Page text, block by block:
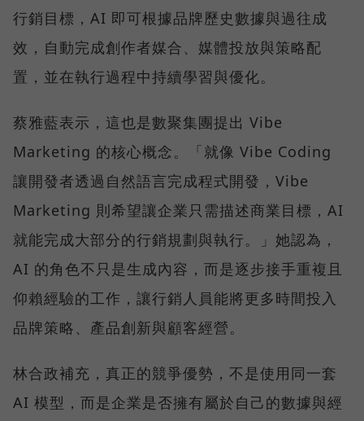
行銷目標，AI 即可根據品牌歷史數據與過往成
效，自動完成創作者媒合、媒體投放與策略配
置，並在執行過程中持續學習與優化。
蔡雅藍表示，這也是數聚集團提出 Vibe
Marketing 的核心概念。「就像 Vibe Coding
讓開發者透過自然語言完成程式開發，Vibe
Marketing 則希望讓企業只需描述商業目標，AI
就能完成大部分的行銷規劃與執行。」她認為，
AI 的角色不只是生成內容，而是逐步接手重複且
仰賴經驗的工作，讓行銷人員能將更多時間投入
品牌策略、產品創新與顧客經營。
林合政補充，真正的競爭優勢，不是使用同一套
AI 模型，而是企業是否擁有屬於自己的數據與經